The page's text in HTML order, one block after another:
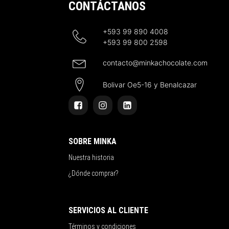
CONTÁCTANOS
+593 99 890 4008
+593 99 800 2598
contacto@minkachocolate.com
Bolivar Oe5-16 y Benalcazar
SOBRE MINKA
Nuestra historia
¿Dónde comprar?
SERVICIOS AL CLIENTE
Términos y condiciones